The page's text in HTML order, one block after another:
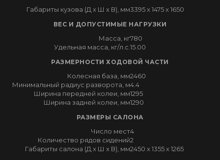
Габариты кузова (Д x Ш x В), мм3395 x 1475 x 1650
ВЕС И ДОПУСТИМЫЕ НАГРУЗКИ
Масса, кг780
Удельная масса, кг/л.с. 15.00
РАЗМЕРНОСТИ ХОДОВОЙ ЧАСТИ
Колесная база, мм2460
Минимальный радиус разворота, м4.4
Ширина передней колеи, мм1295
Ширина задней колеи, мм1290
РАЗМЕРЫ САЛОНА
Число мест4
Количество рядов сидений2
Габариты салона (Д x Ш x В), мм2450 x 1355 x 1265